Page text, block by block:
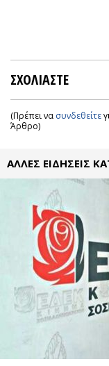
ΣΧΟΛΙΑΣΤΕ
(Πρέπει να συνδεθείτε
Άρθρο)
ΑΛΛΕΣ ΕΙΔΗΣΕΙΣ